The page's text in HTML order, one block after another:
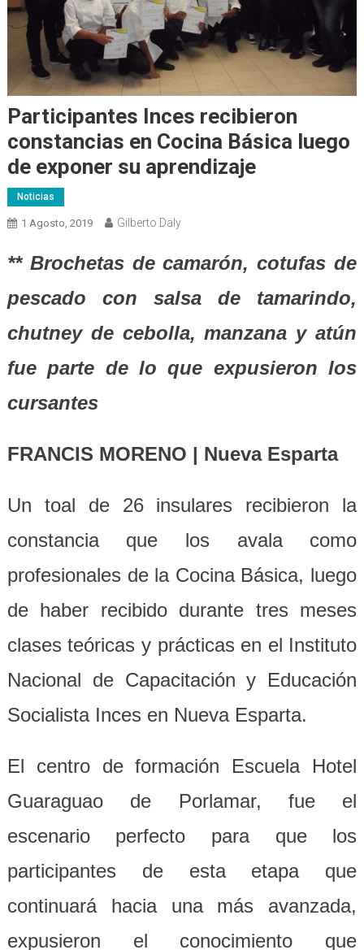
Participantes Inces recibieron
constancias en Cocina Básica luego
de exponer su aprendizaje
Noticias
1 Agosto, 2019 Gilberto Daly
** Brochetas de camarón, cotufas de
pescado con salsa de tamarindo,
chutney de cebolla, manzana y atún
fue parte de lo que expusieron los
cursantes
FRANCIS MORENO | Nueva Esparta
Un toal de 26 insulares recibieron la
constancia que los avala como
profesionales de la Cocina Básica, luego
de haber recibido durante tres meses
clases teóricas y prácticas en el Instituto
Nacional de Capacitación y Educación
Socialista Inces en Nueva Esparta.
El centro de formación Escuela Hotel
Guaraguao de Porlamar, fue el
escenario perfecto para que los
participantes de esta etapa que
continuará hacia una más avanzada,
expusieron el conocimiento que